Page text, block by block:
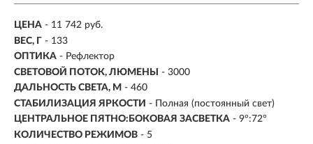
ЦЕНА - 11 742 руб.
ВЕС, Г - 133
ОПТИКА - Рефлектор
СВЕТОВОЙ ПОТОК, ЛЮМЕНЫ
- 3000
ДАЛЬНОСТЬ СВЕТА, М - 460
СТАБИЛИЗАЦИЯ ЯРКОСТИ - Полная (постоянный свет)
ЦЕНТРАЛЬНОЕ ПЯТНО:БОКОВАЯ ЗАСВЕТКА - 9°:72°
КОЛИЧЕСТВО РЕЖИМОВ - 5